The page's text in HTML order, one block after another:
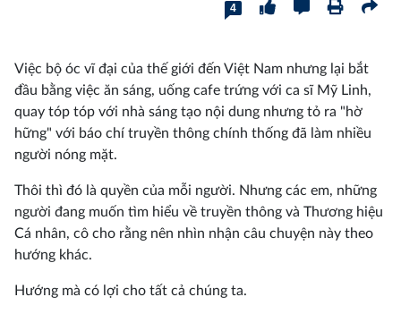
4
Việc bộ óc vĩ đại của thế giới đến Việt Nam nhưng lại bắt
đầu bằng việc ăn sáng, uống cafe trứng với ca sĩ Mỹ Linh,
quay tóp tóp với nhà sáng tạo nội dung nhưng tỏ ra "hờ
hững" với báo chí truyền thông chính thống đã làm nhiều
người nóng mặt.
Thôi thì đó là quyền của mỗi người. Nhưng các em, những
người đang muốn tìm hiểu về truyền thông và Thương hiệu
Cá nhân, cô cho rằng nên nhìn nhận câu chuyện này theo
hướng khác.
Hướng mà có lợi cho tất cả chúng ta.